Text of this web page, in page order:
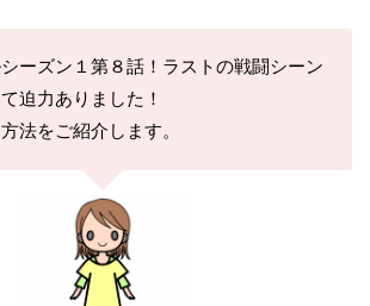
ーズン１第８話！ラストの戦闘シーン
迫力ありました！
法をご紹介します。